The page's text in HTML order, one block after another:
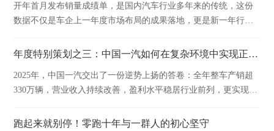
开年首月发布销量成绩单，是国内汽车行业多年来的传统，这份
数据不仅是车企上一年度市场布局的成果落地，更是新一年行业
年度特别策划之三：中国一汽如何在复杂环境中实现正增长
2025年，中国一汽交出了一份逆势上扬的答卷：全年整车产销超
330万辆，营业收入持续改善，盈利水平稳居行业前列，更实现连
跑起来就别停！零跑十年与一群人的初心坚守